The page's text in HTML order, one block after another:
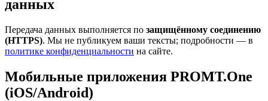
данных
Передача данных выполняется по защищённому соединению
(HTTPS). Мы не публикуем ваши тексты; подробности — в
политике конфиденциальности на сайте.
Мобильные приложения PROMT.One
(iOS/Android)